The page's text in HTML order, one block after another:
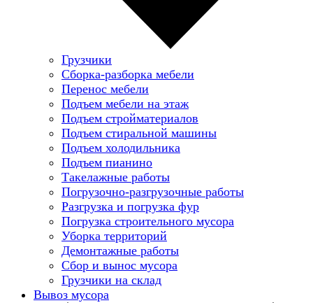
Грузчики
Сборка-разборка мебели
Перенос мебели
Подъем мебели на этаж
Подъем стройматериалов
Подъем стиральной машины
Подъем холодильника
Подъем пианино
Такелажные работы
Погрузочно-разгрузочные работы
Разгрузка и погрузка фур
Погрузка строительного мусора
Уборка территорий
Демонтажные работы
Сбор и вынос мусора
Грузчики на склад
Вывоз мусора